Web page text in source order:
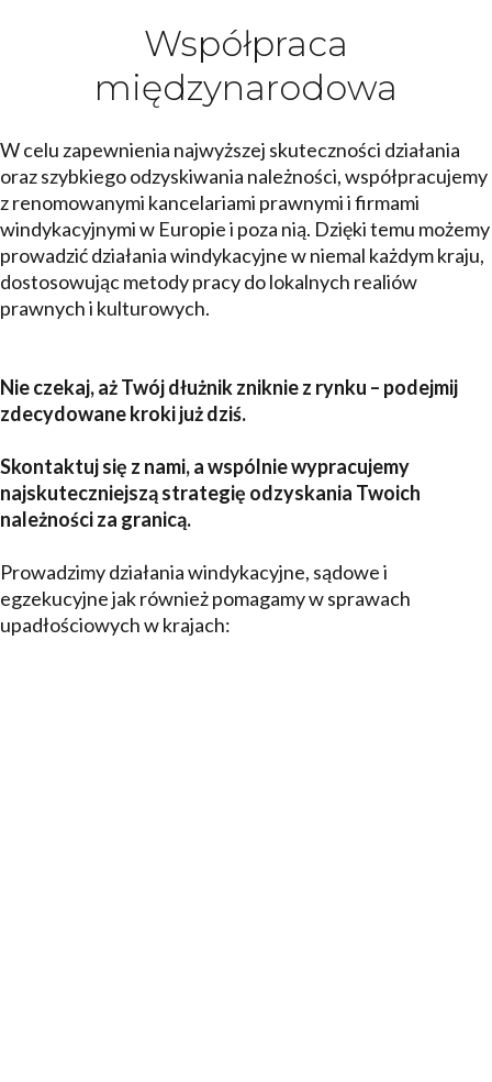
Współpraca
międzynarodowa
W celu zapewnienia najwyższej skuteczności działania
oraz szybkiego odzyskiwania należności, współpracujemy
z renomowanymi kancelariami prawnymi i firmami
windykacyjnymi w Europie i poza nią. Dzięki temu możemy
prowadzić działania windykacyjne w niemal każdym kraju,
dostosowując metody pracy do lokalnych realiów
prawnych i kulturowych.
Nie czekaj, aż Twój dłużnik zniknie z rynku – podejmij
zdecydowane kroki już dziś.
Skontaktuj się z nami, a wspólnie wypracujemy
najskuteczniejszą strategię odzyskania Twoich
należności za granicą.
Prowadzimy działania windykacyjne, sądowe i
egzekucyjne jak również pomagamy w sprawach
upadłościowych w krajach: